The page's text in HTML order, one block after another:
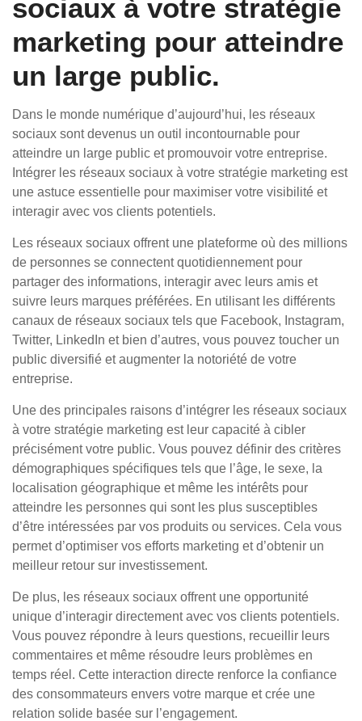
sociaux à votre stratégie
marketing pour atteindre
un large public.
Dans le monde numérique d’aujourd’hui, les réseaux
sociaux sont devenus un outil incontournable pour
atteindre un large public et promouvoir votre entreprise.
Intégrer les réseaux sociaux à votre stratégie marketing est
une astuce essentielle pour maximiser votre visibilité et
interagir avec vos clients potentiels.
Les réseaux sociaux offrent une plateforme où des millions
de personnes se connectent quotidiennement pour
partager des informations, interagir avec leurs amis et
suivre leurs marques préférées. En utilisant les différents
canaux de réseaux sociaux tels que Facebook, Instagram,
Twitter, LinkedIn et bien d’autres, vous pouvez toucher un
public diversifié et augmenter la notoriété de votre
entreprise.
Une des principales raisons d’intégrer les réseaux sociaux
à votre stratégie marketing est leur capacité à cibler
précisément votre public. Vous pouvez définir des critères
démographiques spécifiques tels que l’âge, le sexe, la
localisation géographique et même les intérêts pour
atteindre les personnes qui sont les plus susceptibles
d’être intéressées par vos produits ou services. Cela vous
permet d’optimiser vos efforts marketing et d’obtenir un
meilleur retour sur investissement.
De plus, les réseaux sociaux offrent une opportunité
unique d’interagir directement avec vos clients potentiels.
Vous pouvez répondre à leurs questions, recueillir leurs
commentaires et même résoudre leurs problèmes en
temps réel. Cette interaction directe renforce la confiance
des consommateurs envers votre marque et crée une
relation solide basée sur l’engagement.